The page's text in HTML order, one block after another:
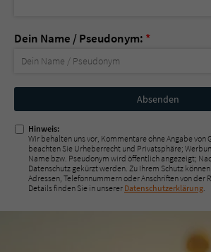
Dein Name / Pseudonym: *
Nicht
ausfüllen!
Hinweis:
Wir behalten uns vor, Kommentare ohne Angabe von
beachten Sie Urheberrecht und Privatsphäre;
Name bzw. Pseudonym wird öffentlich angezeigt;
Datenschutz gekürzt werden. Zu Ihrem Schutz
Adressen, Telefonnummern oder Anschriften von der
Details finden Sie in unserer Datenschutzerklärung.